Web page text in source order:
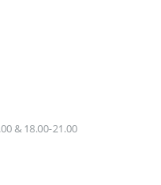
& 18.00-21.00